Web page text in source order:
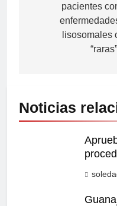
pacientes
lisosomales
Noticias